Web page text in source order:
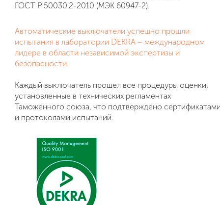
ГОСТ Р 50030.2-2010 (МЭК 60947-2).
Автоматические выключатели успешно прошли
испытания в лаборатории DEKRA – международном
лидере в области независимой экспертизы и
безопасности.
Каждый выключатель прошел все процедуры оценки,
установленные в технических регламентах
Таможенного союза, что подтверждено
и протоколами испытаний.